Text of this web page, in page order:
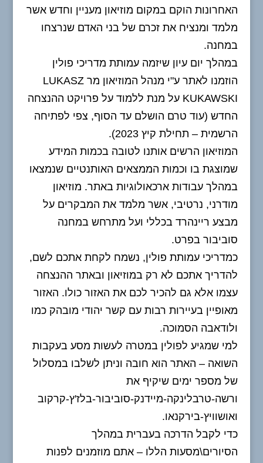
האחרונות הוקם במקום מוזיאון מעניין וחדש אשר
מלמד ומנציח את זכרם של בני האדם שנרצחו
במחנה.
במהלך יום עיון שיזמה עמותת מדריכי פולין
הוזמנו לאתר ע"י מנהל המוזיאון מר LUKASZ
KUKAWSKI על מנת ללמוד על פרויקט ההנצחה
החדש (עוד טרם הושלם עד הסוף, צפי לפתיחה
הרשמית – תחילת קיץ 2023).
המוזיאון הרשים אותנו לטובה בכמות המידע
שמוצגת בו וכמות הממצאים האותנטיים שנמצאו
במהלך עבודות ארכאולוגיות באתר. מוזיאון
מודרני, נרטיבי, אשר מלמד את המבקרים על
מבצע ריינהרד בכללי ועל מתרחש במחנה
סוביבור בפרט.
כמדריכי עמותת פולין, נשמח לקחת אתכם לשם,
להדריך אתכם לא רק במוזיאון ובאתר ההנצחה
עצמו אלא גם להכיר לכם את האזור כולו. האזור
מאופיין בעיירות רבות עם קשר יהודי מובהק כמו
ולודאבה הסמוכה.
למי שמגיע לפולין במטרה לעשות מסע בעקבות
השואה – האתר הוא חובה וניתן לשלבו במסלול
של מספר ימים שיקיף את
ורשה-טרבלינקה-מיידנק-סוביבור-בלז'ץ-קרקוב
ואושוויץ-בירקנאו.
כדי לקבל הדרכה בעברית במהלך
הסיורים\מסעות הללו – אתם מוזמנים לפנות